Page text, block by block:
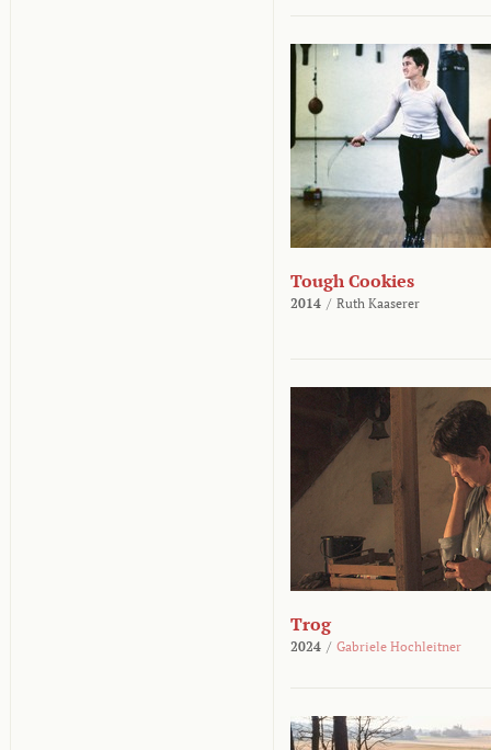
Tough Cookies
2014 / Ruth Kaaserer
Trog
2024 / Gabriele Hochleitner